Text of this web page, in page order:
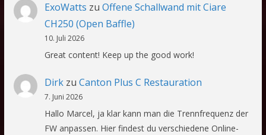
ExoWatts zu Offene Schallwand mit Ciare
CH250 (Open Baffle)
10. Juli 2026
Great content! Keep up the good work!
Dirkzu Canton Plus C Restauration
7. Juni 2026
Hallo Marcel, ja klar kann man die Trennfrequenz der
FW anpassen. Hier findest du verschiedene Online-